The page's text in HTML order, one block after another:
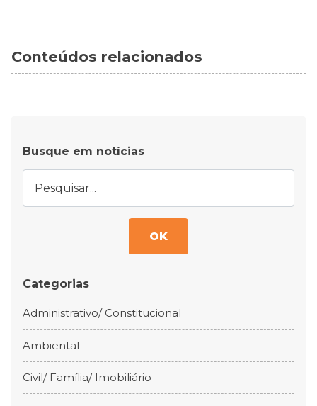
Conteúdos relacionados
Busque em notícias
OK
Categorias
Administrativo/ Constitucional
Ambiental
Civil/ Família/ Imobiliário